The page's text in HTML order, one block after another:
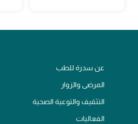
عن سدرة للطب
المرضى والزوار
التثقيف والتوعية الصحية
الفعاليات